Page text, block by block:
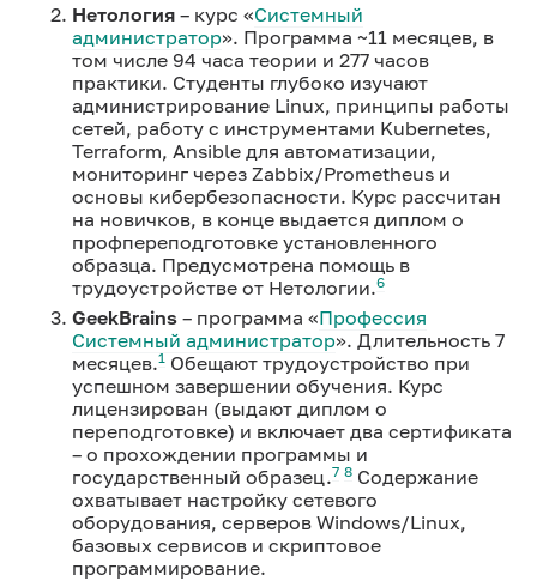
Нетология – курс «Системный
администратор». Программа ~11 месяцев, в
том числе 94 часа теории и 277 часов
практики. Студенты глубоко изучают
администрирование Linux, принципы работы
сетей, работу с инструментами Kubernetes,
Terraform, Ansible для автоматизации,
мониторинг через Zabbix/Prometheus и
основы кибербезопасности. Курс рассчитан
на новичков, в конце выдается диплом о
профпереподготовке установленного
образца. Предусмотрена помощь в
трудоустройстве от Нетологии.6
GeekBrains – программа «Профессия
Системный администратор». Длительность 7
месяцев.1 Обещают трудоустройство при
успешном завершении обучения. Курс
лицензирован (выдают диплом о
переподготовке) и включает два сертификата
– о прохождении программы и
государственный образец.7 8 Содержание
охватывает настройку сетевого
оборудования, серверов Windows/Linux,
базовых сервисов и скриптовое
программирование.